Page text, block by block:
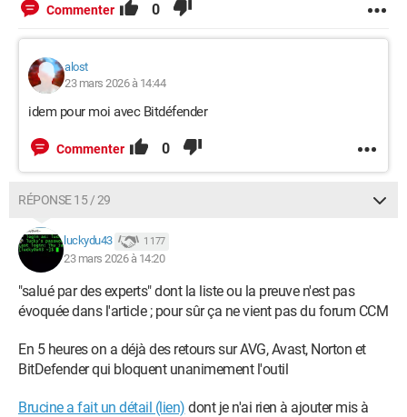
Commenter 0
alost
23 mars 2026 à 14:44
idem pour moi avec Bitdéfender
Commenter 0
RÉPONSE 15 / 29
luckydu43 1 177
23 mars 2026 à 14:20
"salué par des experts" dont la liste ou la preuve n'est pas
évoquée dans l'article ; pour sûr ça ne vient pas du forum CCM
En 5 heures on a déjà des retours sur AVG, Avast, Norton et
BitDefender qui bloquent unanimement l'outil
Brucine a fait un détail (lien) dont je n'ai rien à ajouter mis à